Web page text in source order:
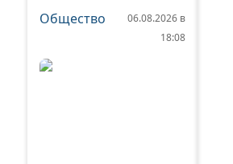
Общество
06.08.2026 в
18:08